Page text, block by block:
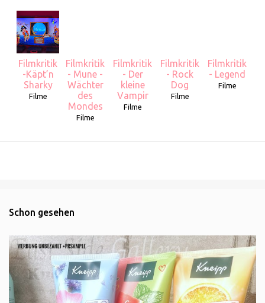
Filmkritik
-Käpt’n
Sharky
Filme
Filmkritik
- Mune -
Wächter
des
Mondes
Filme
Filmkritik
- Der
kleine
Vampir
Filme
Filmkritik
- Rock
Dog
Filme
Filmkritik
- Legend
Filme
Schon gesehen